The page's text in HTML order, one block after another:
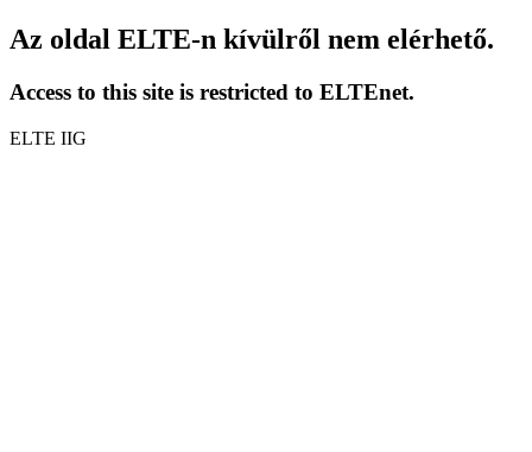
Az oldal ELTE-n kívülről nem elérhető.
Access to this site is restricted to ELTEnet.
ELTE IIG